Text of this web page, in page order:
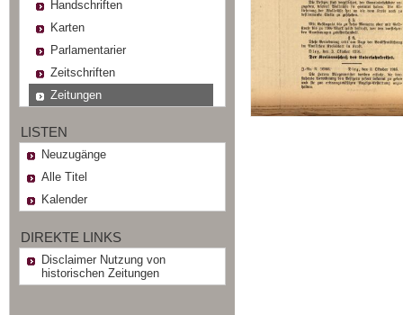
Handschriften
Karten
Parlamentarier
Zeitschriften
Zeitungen
LISTEN
Neuzugänge
Alle Titel
Kalender
DIREKTE LINKS
Disclaimer Nutzung von
historischen Zeitungen